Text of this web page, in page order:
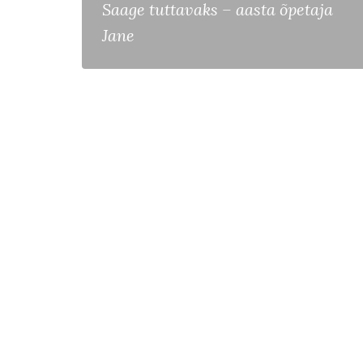
Saage tuttavaks – aasta õpetaja
Jane